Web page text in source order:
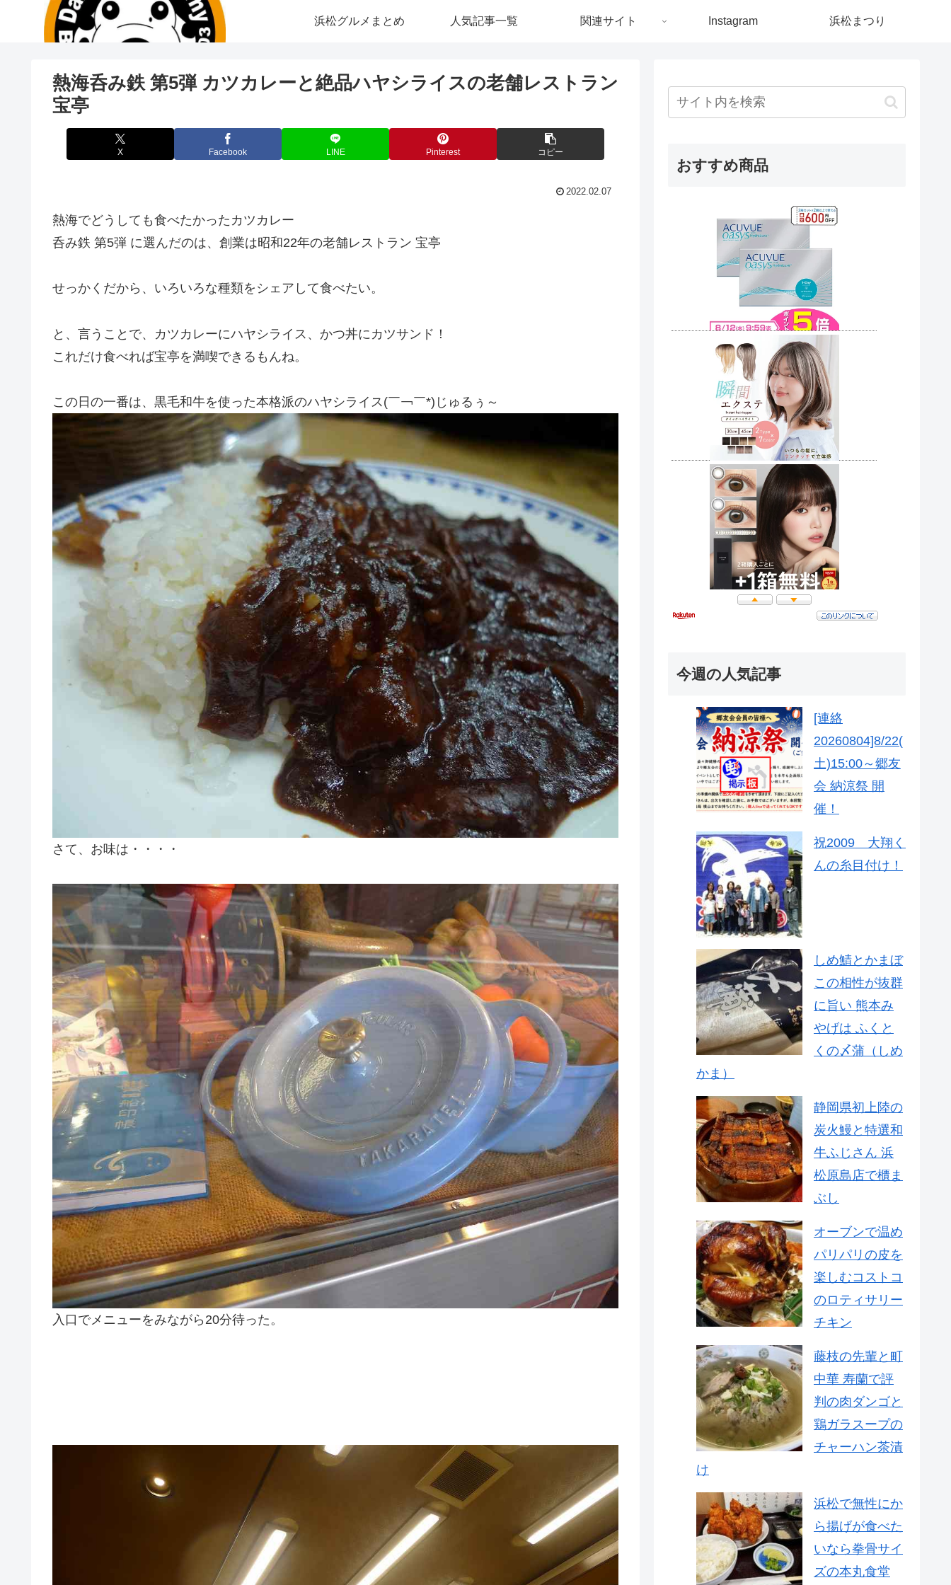
浜松グルメまとめ 人気記事一覧 関連サイト Instagram 浜松まつり
熱海呑み鉄 第5弾 カツカレーと絶品ハヤシライスの老舗レストラン
宝亭
X Facebook LINE Pinterest コピー
2022.02.07
熱海でどうしても食べたかったカツカレー
呑み鉄 第5弾 に選んだのは、創業は昭和22年の老舗レストラン 宝亭
せっかくだから、いろいろな種類をシェアして食べたい。
と、言うことで、カツカレーにハヤシライス、かつ丼にカツサンド！
これだけ食べれば宝亭を満喫できるもんね。
この日の一番は、黒毛和牛を使った本格派のハヤシライス(￣￢￣*)じゅるぅ～
さて、お味は・・・・
入口でメニューをみながら20分待った。
おすすめ商品
今週の人気記事
[連絡
20260804]8/22(
土)15:00～郷友
会 納涼祭 開
催！
祝2009 大翔く
んの糸目付け！
しめ鯖とかまぼ
この相性が抜群
に旨い 熊本み
やげは ふくと
くの〆蒲（しめ
かま）
静岡県初上陸の
炭火鰻と特選和
牛ふじさん 浜
松原島店で櫃ま
ぶし
オーブンで温め
パリパリの皮を
楽しむコストコ
のロティサリー
チキン
藤枝の先輩と町
中華 寿蘭で評
判の肉ダンゴと
鶏ガラスープの
チャーハン茶漬
け
浜松で無性にか
ら揚げが食べた
いなら拳骨サイ
ズの本丸食堂